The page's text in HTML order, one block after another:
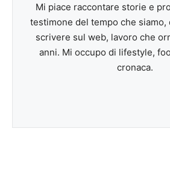
Mi piace raccontare storie e
testimone del tempo che siamo,
scrivere sul web, lavoro che
anni. Mi occupo di lifestyle,
cronaca.